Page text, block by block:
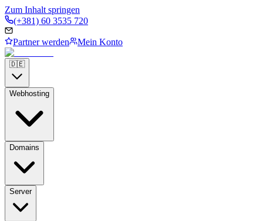
Zum Inhalt springen
(+381) 60 3535 720
Partner werden Mein Konto
🇩🇪
Webhosting
Domains
Server